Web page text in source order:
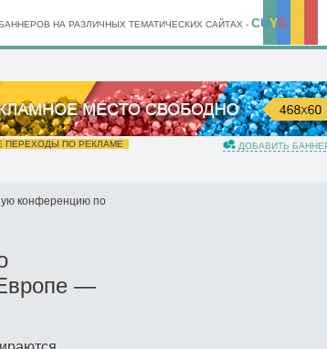
НА РАЗЛИЧНЫХ ТЕМАТИЧЕСКИХ САЙТАХ - CUYS
ПЕРЕХОДЫ ПО РЕКЛАМЕ ДОБАВИТЬ
конференцию по
—